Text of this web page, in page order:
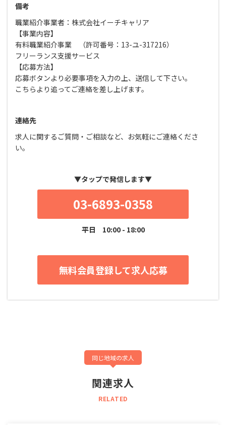
備考
職業紹介事業者：株式会社イーチキャリア
【事業内容】
有料職業紹介事業 （許可番号：13-ユ-317216）
フリーランス支援サービス
【応募方法】
応募ボタンより必要事項を入力の上、送信して下さい。
こちらより追ってご連絡を差し上げます。
連絡先
求人に関するご質問・ご相談など、お気軽にご連絡くださ
い。
▼タップで発信します▼
03-6893-0358
平日 10:00 - 18:00
無料会員登録して求人応募
同じ地域の求人
関連求人
RELATED